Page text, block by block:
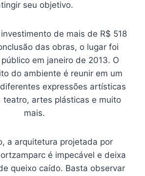
seu objetivo.
de mais de R$ 518
das obras, o lugar foi
em janeiro de 2013. O
do ambiente é reunir em um
expressões artísticas
teatro, artes plásticas e muito
mais.
a arquitetura projetada por
é impecável e deixa
queixo caído. Basta observar